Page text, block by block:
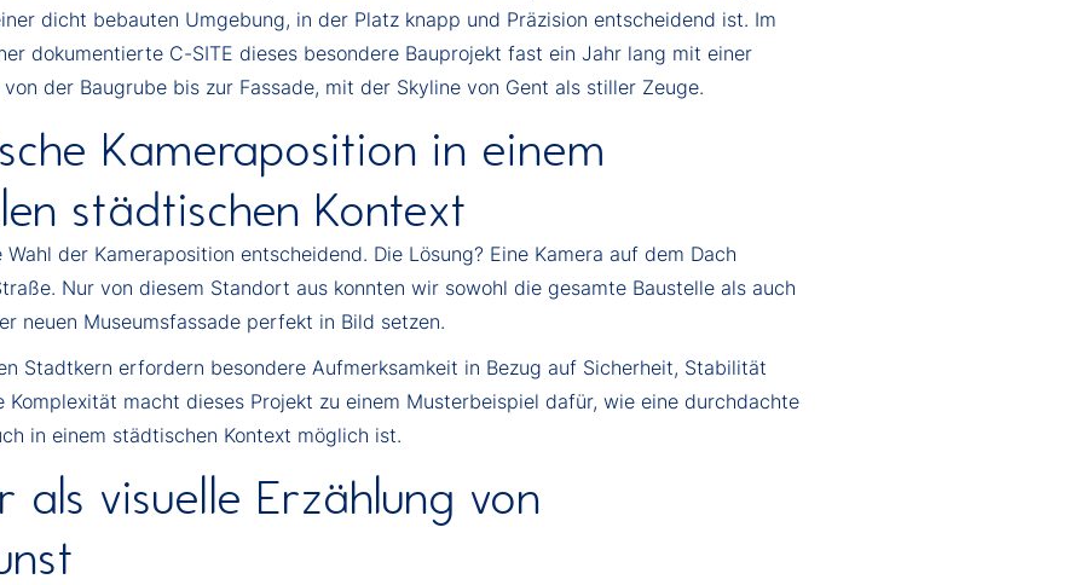
dicht bebauten Umgebung, in der Platz knapp und Präzision entscheidend ist. Im
dokumentierte C-SITE dieses besondere Bauprojekt fast ein Jahr lang mit einer
der Baugrube bis zur Fassade, mit der Skyline von Gent als stiller Zeuge.
Kameraposition in einem
städtischen Kontext
der Kameraposition entscheidend. Die Lösung? Eine Kamera auf dem Dach
Nur von diesem Standort aus konnten wir sowohl die gesamte Baustelle als auch
neuen Museumsfassade perfekt in Bild setzen.
Stadtkern erfordern besondere Aufmerksamkeit in Bezug auf Sicherheit, Stabilität
Komplexität macht dieses Projekt zu einem Musterbeispiel dafür, wie eine durchdachte
in einem städtischen Kontext möglich ist.
als visuelle Erzählung von